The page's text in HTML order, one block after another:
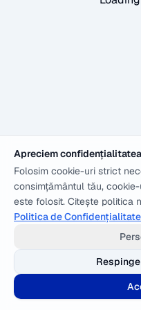
Apreciem
Folosim cookie-uri strict
consimțământul tău,
este folosit. Citește politica
Politica de Confidențialitate